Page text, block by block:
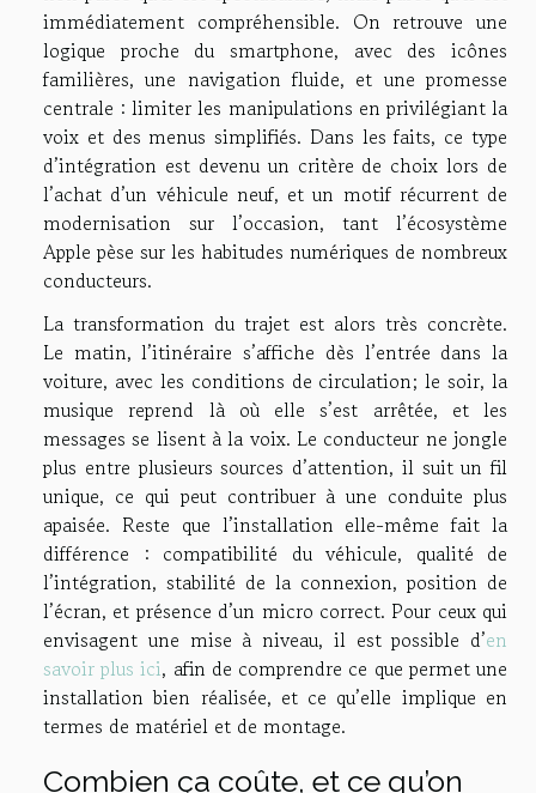
immédiatement compréhensible. On retrouve une
logique proche du smartphone, avec des icônes
familières, une navigation fluide, et une promesse
centrale : limiter les manipulations en privilégiant la
voix et des menus simplifiés. Dans les faits, ce type
d’intégration est devenu un critère de choix lors de
l’achat d’un véhicule neuf, et un motif récurrent de
modernisation sur l’occasion, tant l’écosystème
Apple pèse sur les habitudes numériques de nombreux
conducteurs.
La transformation du trajet est alors très concrète.
Le matin, l’itinéraire s’affiche dès l’entrée dans la
voiture, avec les conditions de circulation; le soir, la
musique reprend là où elle s’est arrêtée, et les
messages se lisent à la voix. Le conducteur ne jongle
plus entre plusieurs sources d’attention, il suit un fil
unique, ce qui peut contribuer à une conduite plus
apaisée. Reste que l’installation elle-même fait la
différence : compatibilité du véhicule, qualité de
l’intégration, stabilité de la connexion, position de
l’écran, et présence d’un micro correct. Pour ceux qui
envisagent une mise à niveau, il est possible d’en
savoir plus ici, afin de comprendre ce que permet une
installation bien réalisée, et ce qu’elle implique en
termes de matériel et de montage.
Combien ça coûte, et ce qu’on